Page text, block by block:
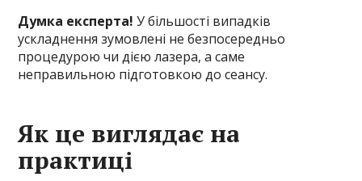
Думка експерта! У більшості випадків
ускладнення зумовлені не безпосередньо
процедурою чи дією лазера, а саме
неправильною підготовкою до сеансу.
Як це виглядає на
практиці